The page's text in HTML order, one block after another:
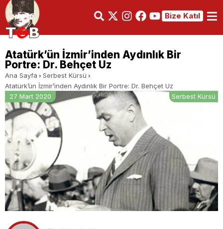
Bize Katıl
Atatürk’ün İzmir’inden Aydınlık Bir
Portre: Dr. Behçet Uz
Ana Sayfa
Serbest Kürsü
Atatürk’ün İzmir’inden Aydınlık Bir Portre: Dr. Behçet Uz
27 Mart 2020
Serbest Kürsü